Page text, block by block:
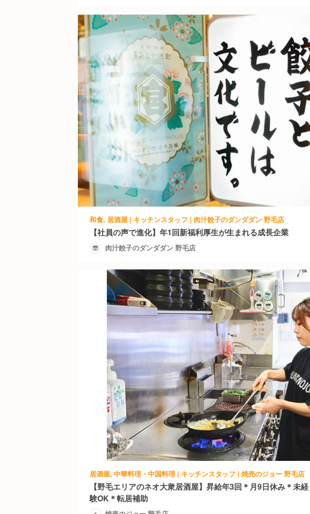
和食, 居酒屋 | キッチンスタッフ | 肉汁餃子のダンダダン 野毛店
【社員の声で進化】年1回新福利厚生が生まれる成長企業
肉汁餃子のダンダダン 野毛店
居酒屋, 中華料理・中国料理 | キッチンスタッフ | 焼売のジョー 野毛店
【野毛エリアのネオ大衆居酒屋】昇給年3回＊月9日休み＊未経
験OK＊転居補助